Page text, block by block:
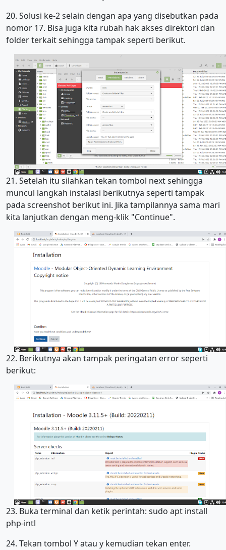
20. Solusi ke-2 selain dengan apa yang disebutkan pada
nomor 17. Bisa juga kita rubah hak akses direktori dan
folder terkait sehingga tampak seperti berikut.
21. Setelah itu silahkan tekan tombol next sehingga
muncul langkah instalasi berikutnya seperti tampak
pada screenshot berikut ini. Jika tampilannya sama mari
kita lanjutkan dengan meng-klik "Continue".
22. Berikutnya akan tampak peringatan error seperti
berikut:
23. Buka terminal dan ketik perintah: sudo apt install
php-intl
24. Tekan tombol Y atau y kemudian tekan enter.